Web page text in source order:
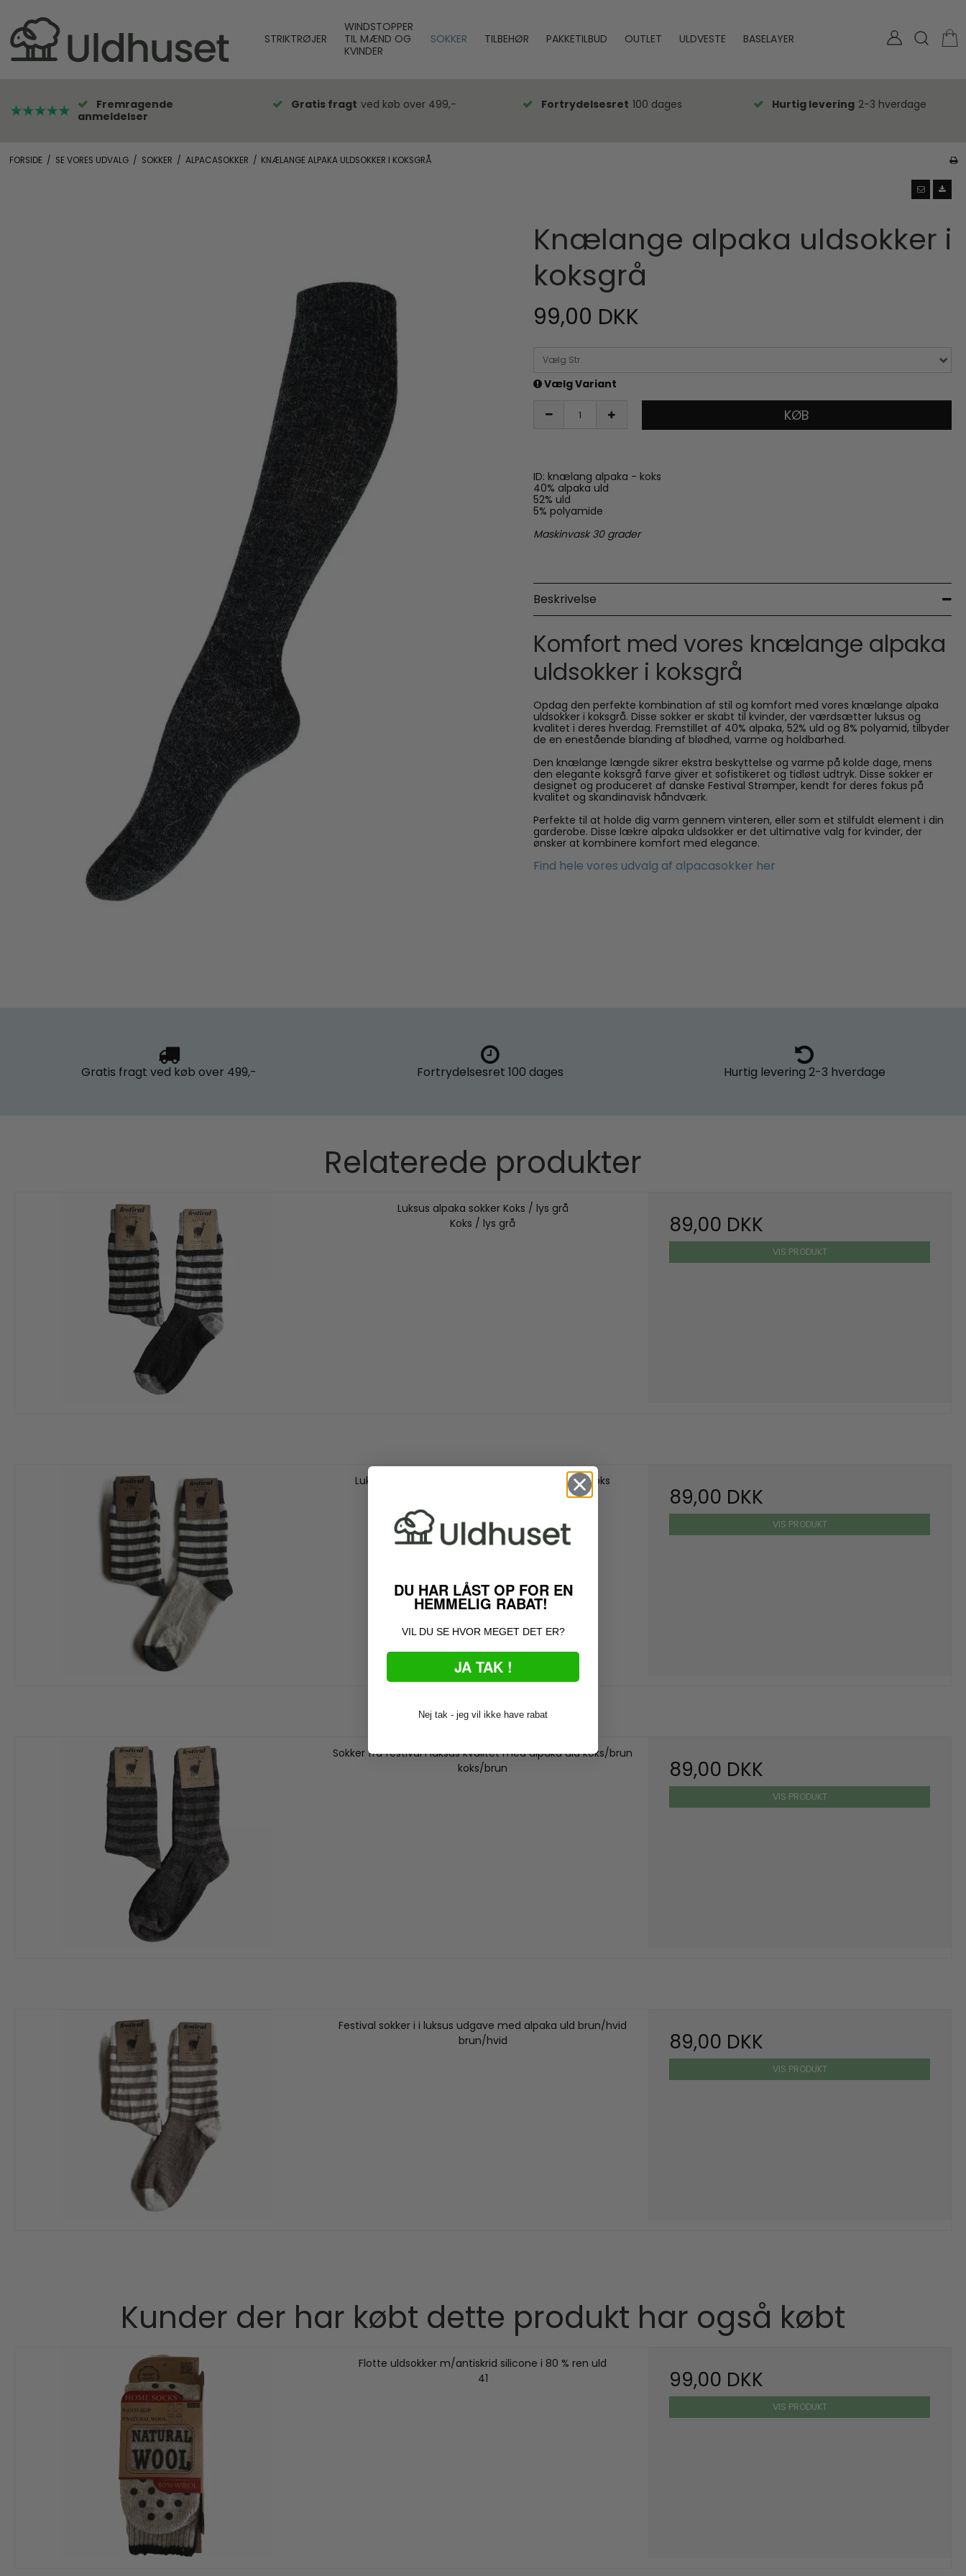
STRIKTRØJER
WINDSTOPPER
TIL MÆND OG
KVINDER
SOKKER TILBEHØR PAKKETILBUD OUTLET ULDVESTE BASELAYER
Fremragende
anmeldelser
Gratis fragt ved køb over 499,- Fortrydelsesret 100 dages Hurtig levering 2-3 hverdage
FORSIDE / SE VORES UDVALG / SOKKER / ALPACASOKKER / KNÆLANGE ALPAKA ULDSOKKER I KOKSGRÅ
Knælange alpaka uldsokker i
koksgrå
99,00 DKK
Vælg Str.
Vælg Variant
KØB
ID: knælang alpaka - koks
40% alpaka uld
52% uld
5% polyamide
Maskinvask 30 grader
Beskrivelse
Komfort med vores knælange alpaka
uldsokker i koksgrå
Opdag den perfekte kombination af stil og komfort med vores knælange alpaka
uldsokker i koksgrå. Disse sokker er skabt til kvinder, der værdsætter luksus og
kvalitet i deres hverdag. Fremstillet af 40% alpaka, 52% uld og 8% polyamid, tilbyder
de en enestående blanding af blødhed, varme og holdbarhed.
Den knælange længde sikrer ekstra beskyttelse og varme på kolde dage, mens
den elegante koksgrå farve giver et sofistikeret og tidløst udtryk. Disse sokker er
designet og produceret af danske Festival Strømper, kendt for deres fokus på
kvalitet og skandinavisk håndværk.
Perfekte til at holde dig varm gennem vinteren, eller som et stilfuldt element i din
garderobe. Disse lækre alpaka uldsokker er det ultimative valg for kvinder, der
ønsker at kombinere komfort med elegance.
Find hele vores udvalg af alpacasokker her
Gratis fragt ved køb over 499,- Fortrydelsesret 100 dages Hurtig levering 2-3 hverdage
Relaterede produkter
Luksus alpaka sokker Koks / lys grå
Koks / lys grå
89,00 DKK
VIS PRODUKT
Luksus sokker fra festival med alpaka uld hvid/Koks
89,00 DKK
VIS PRODUKT
Sokker fra festival i luksus kvalitet med alpaka uld koks/brun
koks/brun
89,00 DKK
VIS PRODUKT
Festival sokker i i luksus udgave med alpaka uld brun/hvid
brun/hvid
89,00 DKK
VIS PRODUKT
Kunder der har købt dette produkt har også købt
Flotte uldsokker m/antiskrid silicone i 80 % ren uld
41
99,00 DKK
VIS PRODUKT
DU HAR LÅST OP FOR EN
HEMMELIG RABAT!
VIL DU SE HVOR MEGET DET ER?
JA TAK !
Nej tak - jeg vil ikke have rabat